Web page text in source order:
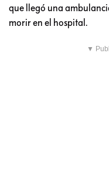
que llegó una
morir en el hospital.
▼